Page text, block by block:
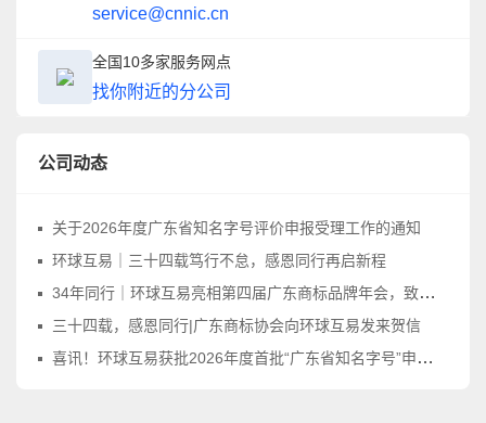
service@cnnic.cn
全国10多家服务网点
找你附近的分公司
公司动态
关于2026年度广东省知名字号评价申报受理工作的通知
环球互易｜三十四载笃行不怠，感恩同行再启新程
34年同行｜环球互易亮相第四届广东商标品牌年会，致敬品牌守护之路
三十四载，感恩同行|广东商标协会向环球互易发来贺信
喜讯！环球互易获批2026年度首批“广东省知名字号”申报受理点！